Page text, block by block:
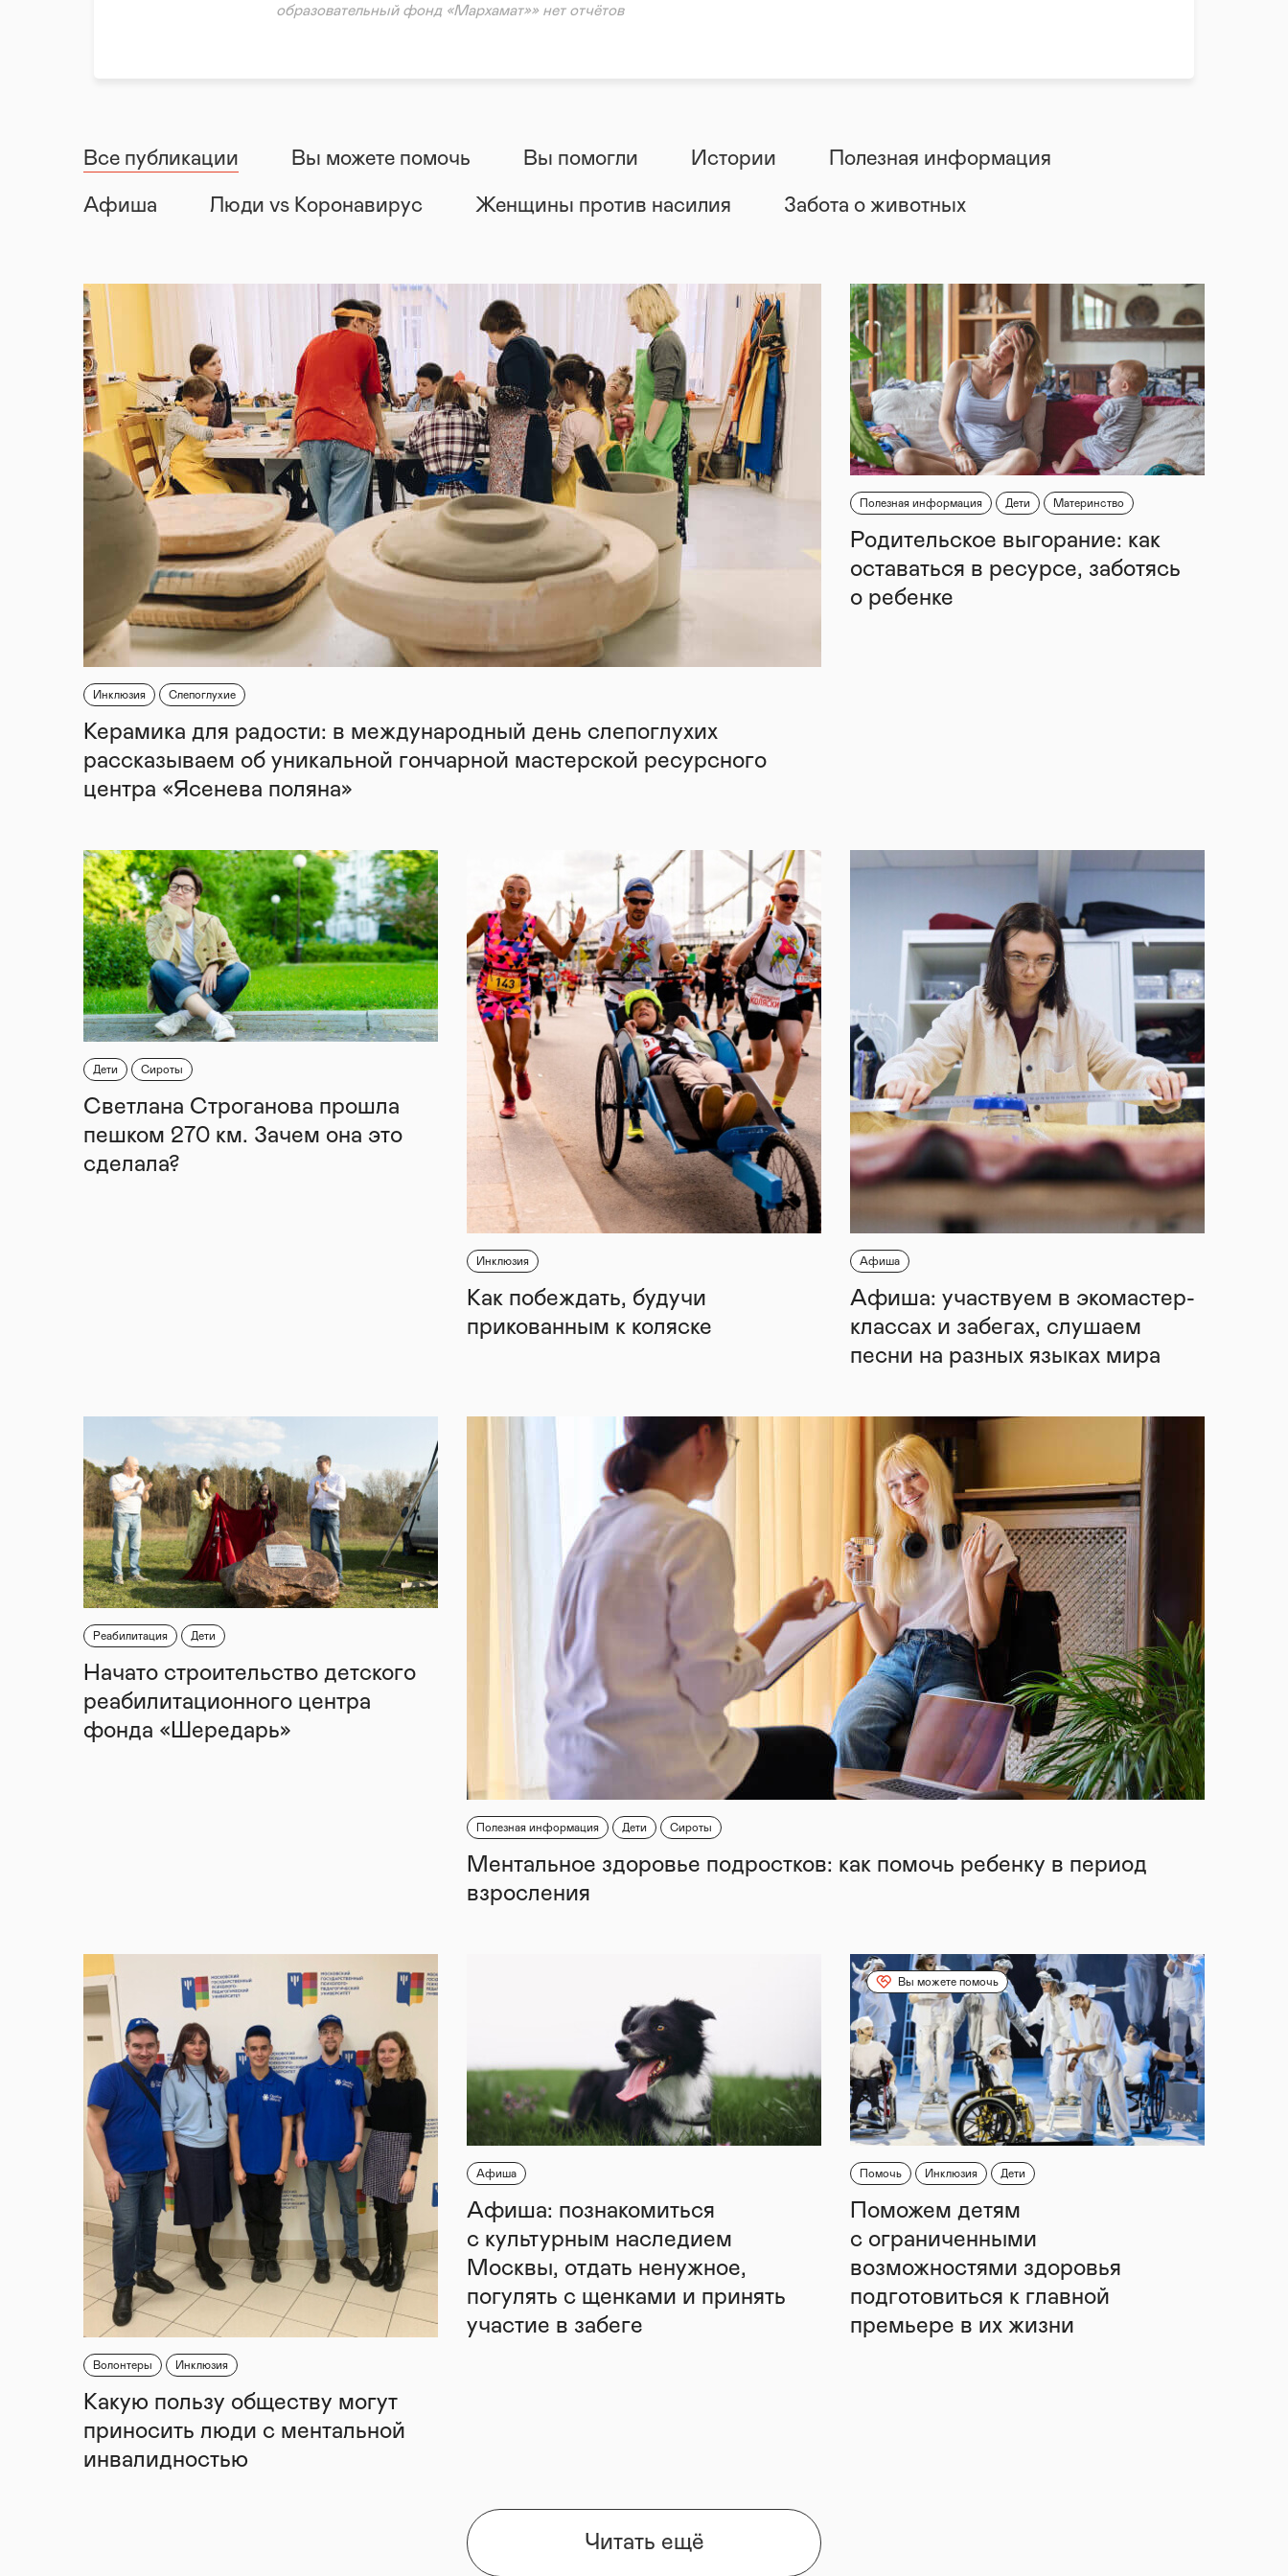
образовательный фонд «Мархамат»» нет отчётов
Все публикации Вы можете помочь Вы помогли Истории Полезная информация
Афиша Люди vs Коронавирус Женщины против насилия Забота о животных
Инклюзия Слепоглухие
Керамика для радости: в международный день слепоглухих
рассказываем об уникальной гончарной мастерской ресурсного
центра «Ясенева поляна»
Полезная информация Дети Материнство
Родительское выгорание: как
оставаться в ресурсе, заботясь
о ребенке
Дети Сироты
Светлана Строганова прошла
пешком 270 км. Зачем она это
сделала?
Инклюзия
Как побеждать, будучи
прикованным к коляске
Афиша
Афиша: участвуем в экомастер-
классах и забегах, слушаем
песни на разных языках мира
Реабилитация Дети
Начато строительство детского
реабилитационного центра
фонда «Шередарь»
Полезная информация Дети Сироты
Ментальное здоровье подростков: как помочь ребенку в период
взросления
Волонтеры Инклюзия
Какую пользу обществу могут
приносить люди с ментальной
инвалидностью
Афиша
Афиша: познакомиться
с культурным наследием
Москвы, отдать ненужное,
погулять с щенками и принять
участие в забеге
Вы можете помочь
Помочь Инклюзия Дети
Поможем детям
с ограниченными
возможностями здоровья
подготовиться к главной
премьере в их жизни
Читать ещё